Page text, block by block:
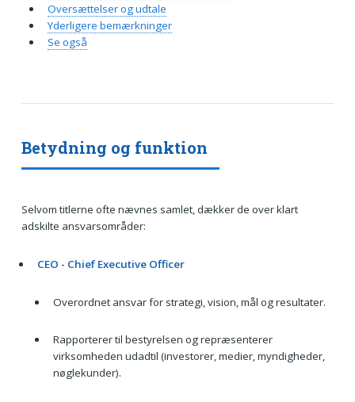
Betydning og funktion
Selvom titlerne ofte nævnes samlet, dækker de over klart
adskilte ansvarsområder:
CEO - Chief Executive Officer
Overordnet ansvar for strategi, vision, mål og resultater.
Rapporterer til bestyrelsen og repræsenterer
virksomheden udadtil (investorer, medier, myndigheder,
nøglekunder).
Oversættelser og udtale
Yderligere bemærkninger
Se også